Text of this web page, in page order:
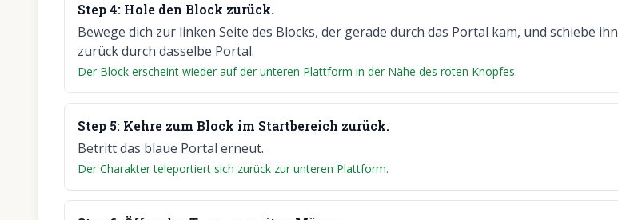
Step4: Hole den Block zurück.
Bewege dich zur linken Seite des Blocks, der gerade durch das Portal kam, und schiebe ihn
zurück durch dasselbe Portal.
Der Block erscheint wieder auf der unteren Plattform in der Nähe des roten Knopfes.
Step 5: Kehre zum Block im Startbereich zurück.
Betritt das blaue Portal erneut.
Der Charakter teleportiert sich zurück zur unteren Plattform.